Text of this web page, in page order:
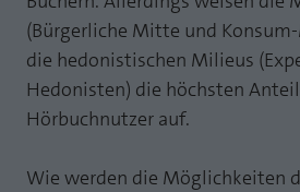
(Bürgerliche Mitte und
die hedonistischen Milieus
Hedonisten) die höchsten
Hörbuchnutzer auf.
Wie werden die Möglichkeiten